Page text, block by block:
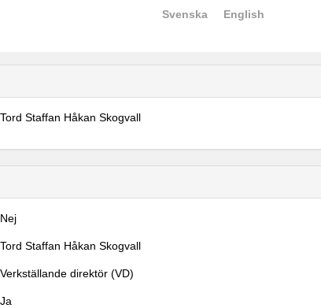
Svenska English
Tord Staffan Håkan Skogvall
Nej
Tord Staffan Håkan Skogvall
Verkställande direktör (VD)
Ja